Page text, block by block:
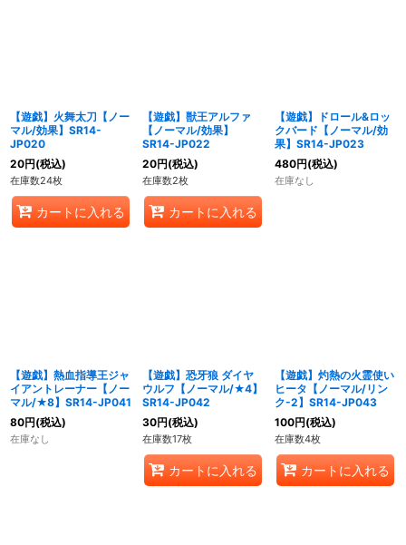
【遊戯】火舞太刀【ノー
マル/効果】SR14-
JP020
20円(税込)
在庫数24枚
カートに入れる
【遊戯】獣王アルファ
【ノーマル/効果】
SR14-JP022
20円(税込)
在庫数2枚
カートに入れる
【遊戯】ドロール&ロッ
クバード【ノーマル/効
果】SR14-JP023
480円(税込)
在庫なし
【遊戯】熱血指導王ジャ
イアントレーナー【ノー
マル/★8】SR14-JP041
80円(税込)
在庫なし
【遊戯】恐牙狼 ダイヤ
ウルフ【ノーマル/★4】
SR14-JP042
30円(税込)
在庫数17枚
カートに入れる
【遊戯】灼熱の火霊使い
ヒータ【ノーマル/リン
ク-2】SR14-JP043
100円(税込)
在庫数4枚
カートに入れる